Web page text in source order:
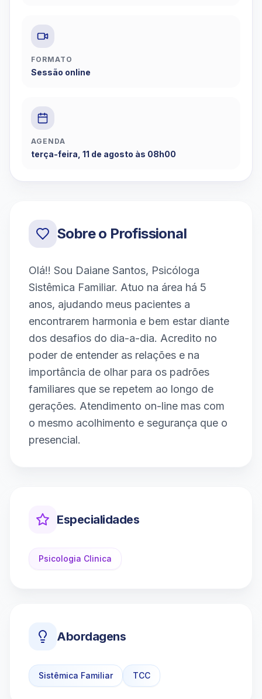
FORMATO
Sessão online
AGENDA
terça-feira, 11 de agosto às 08h00
Sobre o Profissional
Olá!! Sou Daiane Santos, Psicóloga
Sistêmica Familiar. Atuo na área há 5
anos, ajudando meus pacientes a
encontrarem harmonia e bem estar diante
dos desafios do dia-a-dia. Acredito no
poder de entender as relações e na
importância de olhar para os padrões
familiares que se repetem ao longo de
gerações. Atendimento on-line mas com
o mesmo acolhimento e segurança que o
presencial.
Especialidades
Psicologia Clinica
Abordagens
Sistêmica Familiar TCC